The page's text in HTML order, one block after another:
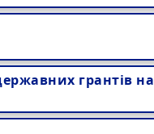
грантів на